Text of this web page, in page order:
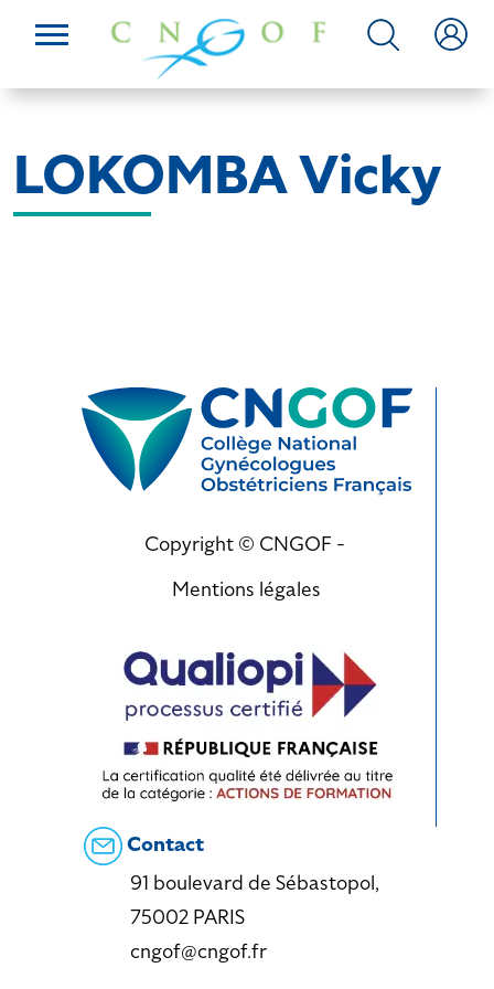
LOKOMBA Vicky
Copyright © CNGOF -
Mentions légales
Contact
91 boulevard de Sébastopol,
75002 PARIS
cngof@cngof.fr